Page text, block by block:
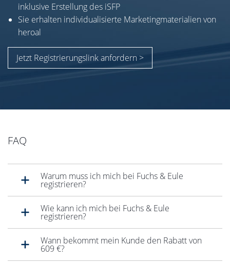
inklusive Erstellung des iSFP
Sie erhalten individualisierte Marketingmaterialien von
heroal
Jetzt Registrierungslink anfordern >
FAQ
Warum muss ich mich bei Fuchs & Eule
registrieren?
Wie kann ich mich bei Fuchs & Eule
registrieren?
Wann bekommt mein Kunde den Rabatt von
609 €?